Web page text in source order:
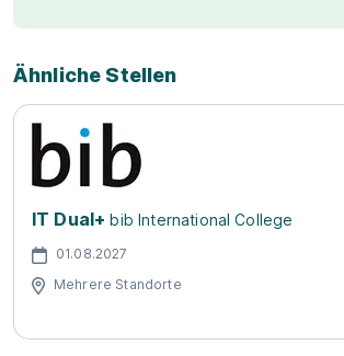
Ähnliche Stellen
IT Dual+ bib International College
01.08.2027
Mehrere Standorte